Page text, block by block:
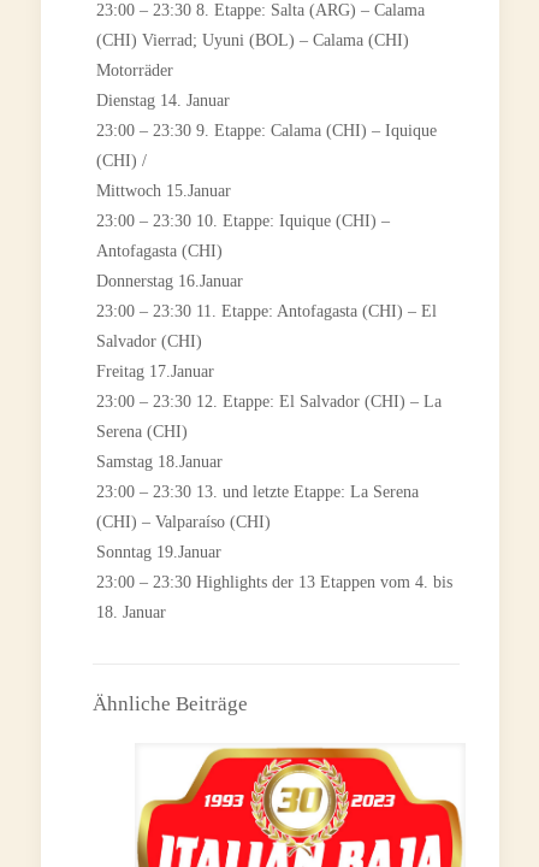
23:00 – 23:30 8. Etappe: Salta (ARG) – Calama
(CHI) Vierrad; Uyuni (BOL) – Calama (CHI)
Motorräder
Dienstag 14. Januar
23:00 – 23:30 9. Etappe: Calama (CHI) – Iquique
(CHI) /
Mittwoch 15.Januar
23:00 – 23:30 10. Etappe: Iquique (CHI) –
Antofagasta (CHI)
Donnerstag 16.Januar
23:00 – 23:30 11. Etappe: Antofagasta (CHI) – El
Salvador (CHI)
Freitag 17.Januar
23:00 – 23:30 12. Etappe: El Salvador (CHI) – La
Serena (CHI)
Samstag 18.Januar
23:00 – 23:30 13. und letzte Etappe: La Serena
(CHI) – Valparaíso (CHI)
Sonntag 19.Januar
23:00 – 23:30 Highlights der 13 Etappen vom 4. bis
18. Januar
Ähnliche Beiträge